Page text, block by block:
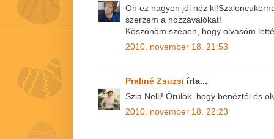
Oh ez nagyon jól néz
szerzem a hozzávalókat!
Köszönöm szépen, hogy olvasóm
2010. november 18. 21:53
Praliné Zsuzsi írta...
Szia Nelli! Örülök, hogy benéztél és
2010. november 18. 22:23